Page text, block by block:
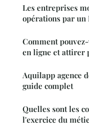
Les entreprises
opérations par un
Comment
en ligne et attirer
Aquilapp agence
guide complet
Quelles sont les
l'exercice du